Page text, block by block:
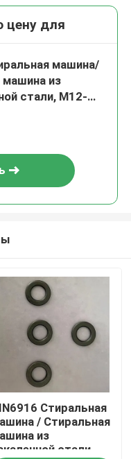
цену для
машина/
машина из
стали, M12-
Стиральная
/ Стиральная
из
стали